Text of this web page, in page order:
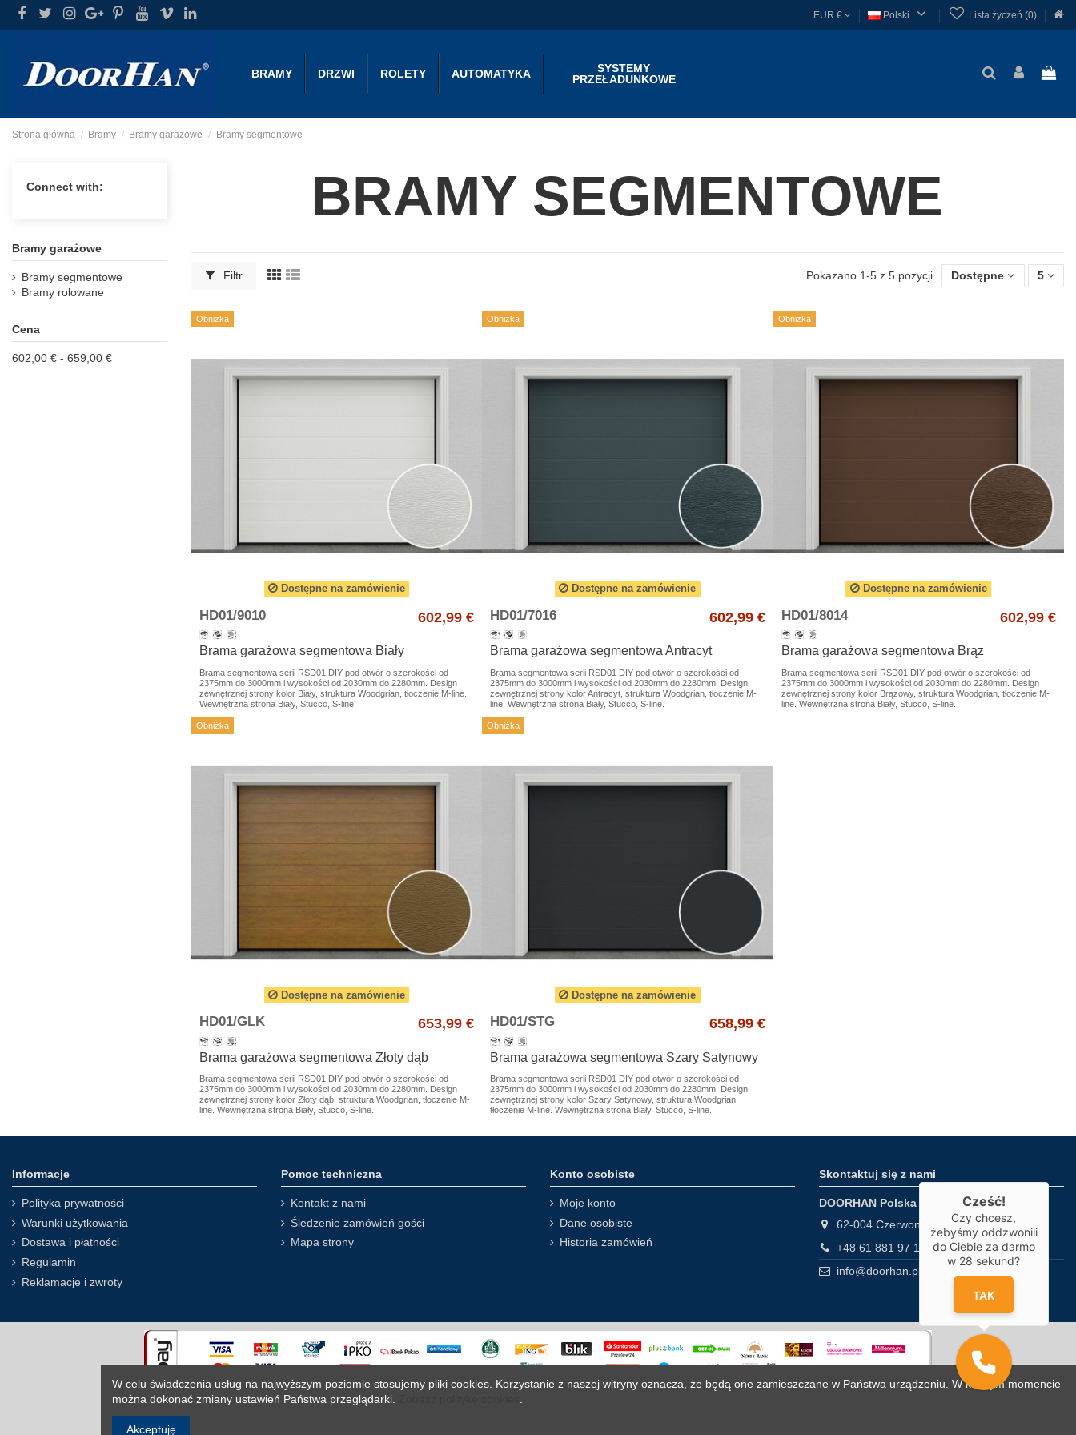
EUR € Polski Lista życzeń (0) 
BRAMY DRZWI ROLETY AUTOMATYKA
SYSTEMY
PRZEŁADUNKOWE
Strona główna Bramy Bramy garażowe Bramy segmentowe
BRAMY SEGMENTOWE
Filtr Pokazano 1-5 z 5 pozycji Dostępne 5
Obniżka
Dostępne na zamówienie
HD01/9010 602,99 €
Brama garażowa segmentowa Biały
Brama segmentowa serii RSD01 DIY pod otwór o szerokości od
2375mm do 3000mm i wysokości od 2030mm do 2280mm. Design
zewnętrznej strony kolor Biały, struktura Woodgrian, tłoczenie M-line.
Wewnętrzna strona Biały, Stucco, S-line.
Obniżka
Dostępne na zamówienie
HD01/7016 602,99 €
Brama garażowa segmentowa Antracyt
Brama segmentowa serii RSD01 DIY pod otwór o szerokości od
2375mm do 3000mm i wysokości od 2030mm do 2280mm. Design
zewnętrznej strony kolor Antracyt, struktura Woodgrian, tłoczenie M-
line. Wewnętrzna strona Biały, Stucco, S-line.
Obniżka
Dostępne na zamówienie
HD01/8014 602,99 €
Brama garażowa segmentowa Brąz
Brama segmentowa serii RSD01 DIY pod otwór o szerokości od
2375mm do 3000mm i wysokości od 2030mm do 2280mm. Design
zewnętrznej strony kolor Brązowy, struktura Woodgrian, tłoczenie M-
line. Wewnętrzna strona Biały, Stucco, S-line.
Obniżka
Dostępne na zamówienie
HD01/GLK 653,99 €
Brama garażowa segmentowa Złoty dąb
Brama segmentowa serii RSD01 DIY pod otwór o szerokości od
2375mm do 3000mm i wysokości od 2030mm do 2280mm. Design
zewnętrznej strony kolor Złoty dąb, struktura Woodgrian, tłoczenie M-
line. Wewnętrzna strona Biały, Stucco, S-line.
Obniżka
Dostępne na zamówienie
HD01/STG 658,99 €
Brama garażowa segmentowa Szary Satynowy
Brama segmentowa serii RSD01 DIY pod otwór o szerokości od
2375mm do 3000mm i wysokości od 2030mm do 2280mm. Design
zewnętrznej strony kolor Szary Satynowy, struktura Woodgrian,
tłoczenie M-line. Wewnętrzna strona Biały, Stucco, S-line.
Connect with:
Bramy garażowe
Bramy segmentowe
Bramy rolowane
Cena
602,00 € - 659,00 €
Informacje
Polityka prywatności
Warunki użytkowania
Dostawa i płatności
Regulamin
Reklamacje i zwroty
Pomoc techniczna
Kontakt z nami
Śledzenie zamówień gości
Mapa strony
Konto osobiste
Moje konto
Dane osobiste
Historia zamówień
Skontaktuj się z nami
DOORHAN Polska
62-004 Czerwonak, Gdyńska 32
+48 61 881 97 10
info@doorhan.pl
W celu świadczenia usług na najwyższym poziomie stosujemy pliki cookies. Korzystanie z naszej witryny oznacza, że będą one zamieszczane w Państwa urządzeniu. W każdym momencie
można dokonać zmiany ustawień Państwa przeglądarki.
Akceptuję
Cześć!
Czy chcesz,
żebyśmy oddzwonili
do Ciebie za darmo
w 28 sekund?
TAK